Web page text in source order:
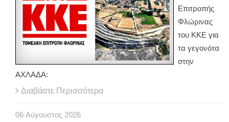
Επιτροπής
Φλώρινας
του ΚΚΕ για
τα γεγονότα
στην
ΑΧΛΑΔΑ:
Διαβάστε Περισσότερα
06 Αύγουστος 2026